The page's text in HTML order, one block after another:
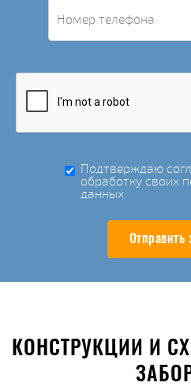
Подтверждаю
обработку своих
данных
Отправить
КОНСТРУКЦИИ И